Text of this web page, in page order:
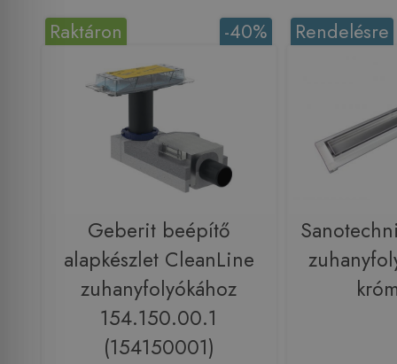
-40%
Raktáron
Geberit beépítő
alapkészlet CleanLine
zuhanyfolyókához
154.150.00.1
(154150001)
Rendelésre